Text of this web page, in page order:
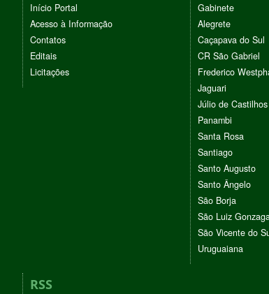
Início Portal
Acesso à Informação
Contatos
Editais
Licitações
Gabinete
Alegrete
Caçapava do Sul
CR São Gabriel
Frederico
Jaguari
Júlio de Castilhos
Panambi
Santa Rosa
Santiago
Santo Augusto
Santo Ângelo
São Borja
São Luiz Gonzaga
São Vicente do
Uruguaiana
RSS